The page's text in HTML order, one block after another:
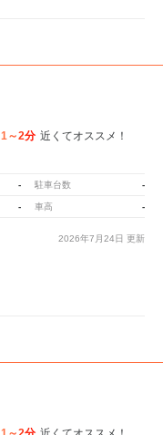
1～2分 近くてオススメ！
- 駐車台数 -
- 車高 -
2026年7月24日 更新